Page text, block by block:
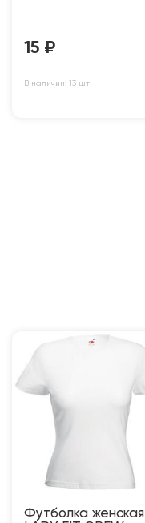
15 ₽
В наличии: 13 шт
Футболка женская